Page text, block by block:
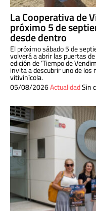
La Cooperativa de
próximo 5 de
desde dentro
El próximo sábado 5 de
volverá a abrir las puertas
edición de ‘Tiempo de
invita a descubrir uno de
vitivinícola.
05/08/2026ActualidadSin